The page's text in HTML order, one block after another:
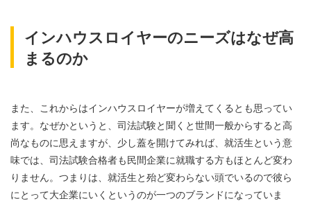
インハウスロイヤーのニーズはなぜ高
まるのか
また、これからはインハウスロイヤーが増えてくるとも思ってい
ます。なぜかというと、司法試験と聞くと世間一般からすると高
尚なものに思えますが、少し蓋を開けてみれば、就活生という意
味では、司法試験合格者も民間企業に就職する方もほとんど変わ
りません。つまりは、就活生と殆ど変わらない頭でいるので彼ら
にとって大企業にいくというのが一つのブランドになっていま